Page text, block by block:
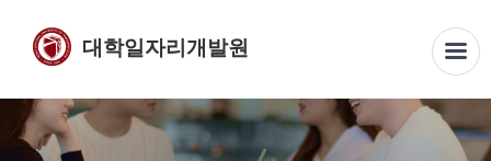
대학일자리개발원